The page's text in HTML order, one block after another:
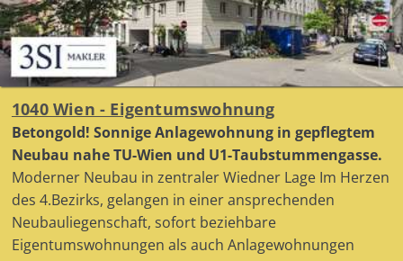
1040 Wien - Eigentumswohnung
Betongold! Sonnige Anlagewohnung in gepflegtem
Neubau nahe TU-Wien und U1-Taubstummengasse.
Moderner Neubau in zentraler Wiedner Lage Im Herzen
des 4.Bezirks, gelangen in einer ansprechenden
Neubauliegenschaft, sofort beziehbare
Eigentumswohnungen als auch Anlagewohnungen